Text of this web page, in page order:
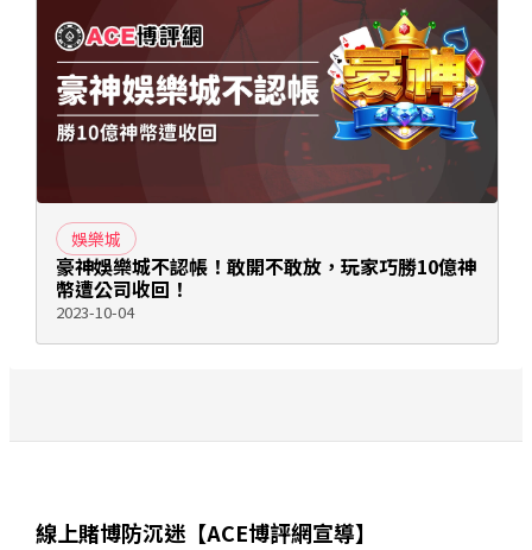
娛樂城
豪神娛樂城不認帳！敢開不敢放，玩家巧勝10億神
幣遭公司收回！
2023-10-04
線上賭博防沉迷【ACE博評網宣導】